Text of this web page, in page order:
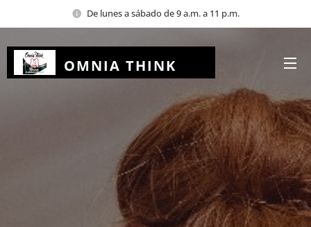
De lunes a sábado de 9 a.m. a 11 p.m.
OMNIA THINK